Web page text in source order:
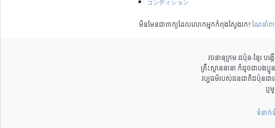
コンディション
មិនមែនជាពាក្យដែលលោកអ្នកកំពុងស្វែងរក?ណែនាំពា
វចនានុក្រម ជប៉ុន-ខ្មែរ
គ្រឹះស្ថាននានា ក៏ដូចជាបងប្
វប្បធម៌របស់ជនជាតិជប៉ុនជ
ឬ
ទំនាក់